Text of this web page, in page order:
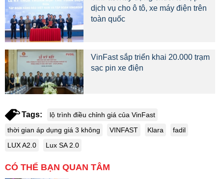
dịch vụ cho ô tô, xe máy điện trên
toàn quốc
VinFast sắp triển khai 20.000 trạm
sạc pin xe điện
Tags:
lộ trình điều chỉnh giá của VinFast
thời gian áp dụng giá 3 không
VINFAST Klara
fadil
LUX A2.0
Lux SA 2.0
CÓ THỂ BẠN QUAN TÂM